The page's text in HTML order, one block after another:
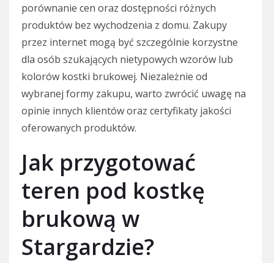
porównanie cen oraz dostępności różnych
produktów bez wychodzenia z domu. Zakupy
przez internet mogą być szczególnie korzystne
dla osób szukających nietypowych wzorów lub
kolorów kostki brukowej. Niezależnie od
wybranej formy zakupu, warto zwrócić uwagę na
opinie innych klientów oraz certyfikaty jakości
oferowanych produktów.
Jak przygotować
teren pod kostkę
brukową w
Stargardzie?